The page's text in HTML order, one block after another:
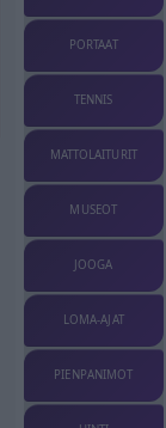
PORTAAT
TENNIS
MATTOLAITURIT
MUSEOT
JOOGA
LOMA-AJAT
PIENPANIMOT